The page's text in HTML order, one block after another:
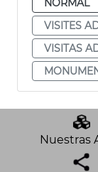
VISITES
VISITAS
Nuestras